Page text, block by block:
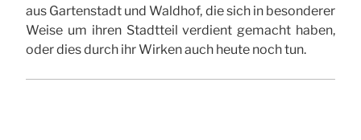
aus Gartenstadt und Waldhof, die sich in besonderer
Weise um ihren Stadtteil verdient gemacht haben,
oder dies durch ihr Wirken auch heute noch tun.